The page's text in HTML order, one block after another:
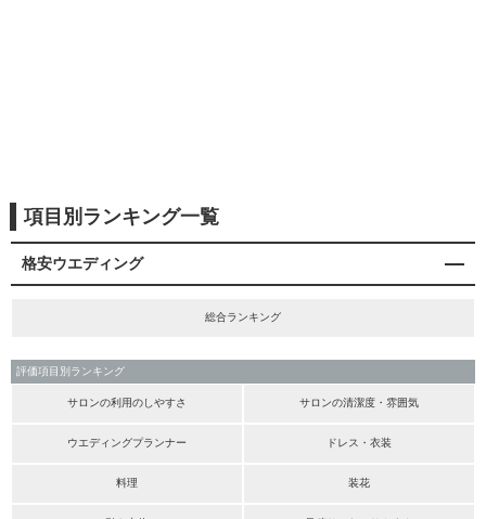
項目別ランキング一覧
格安ウエディング
総合ランキング
評価項目別ランキング
サロンの利用のしやすさ サロンの清潔度・雰囲気
ウエディングプランナー ドレス・衣装
料理 装花